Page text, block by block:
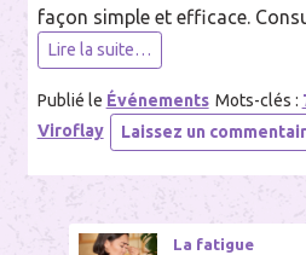
façon simple et efficace.
Lire la suite…
Publié le Événements Mots-clés :
Viroflay
Laissez un
La fatigue